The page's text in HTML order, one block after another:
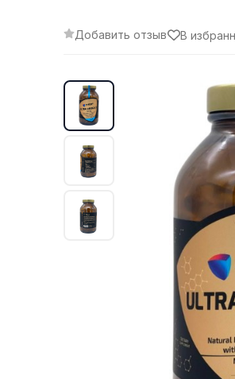
Добавить отзыв В